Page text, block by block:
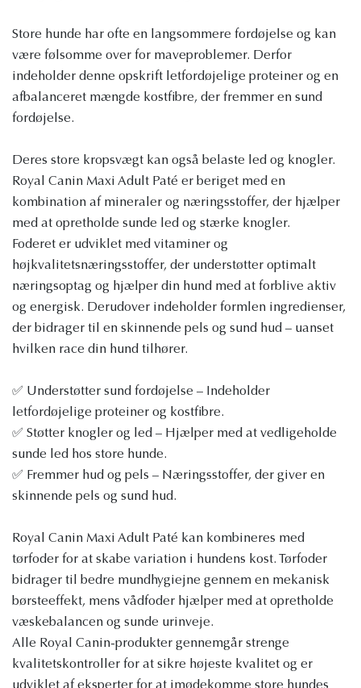
Store hunde har ofte en langsommere fordøjelse og kan
være følsomme over for maveproblemer. Derfor
indeholder denne opskrift letfordøjelige proteiner og en
afbalanceret mængde kostfibre, der fremmer en sund
fordøjelse.
Deres store kropsvægt kan også belaste led og knogler.
Royal Canin Maxi Adult Paté er beriget med en
kombination af mineraler og næringsstoffer, der hjælper
med at opretholde sunde led og stærke knogler.
Foderet er udviklet med vitaminer og
højkvalitetsnæringsstoffer, der understøtter optimalt
næringsoptag og hjælper din hund med at forblive aktiv
og energisk. Derudover indeholder formlen ingredienser,
der bidrager til en skinnende pels og sund hud – uanset
hvilken race din hund tilhører.
✅ Understøtter sund fordøjelse – Indeholder
letfordøjelige proteiner og kostfibre.
✅ Støtter knogler og led – Hjælper med at vedligeholde
sunde led hos store hunde.
✅ Fremmer hud og pels – Næringsstoffer, der giver en
skinnende pels og sund hud.
Royal Canin Maxi Adult Paté kan kombineres med
tørfoder for at skabe variation i hundens kost. Tørfoder
bidrager til bedre mundhygiejne gennem en mekanisk
børsteeffekt, mens vådfoder hjælper med at opretholde
væskebalancen og sunde urinveje.
Alle Royal Canin-produkter gennemgår strenge
kvalitetskontroller for at sikre højeste kvalitet og er